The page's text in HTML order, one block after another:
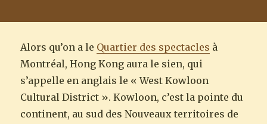
Alors qu’on a le Quartier des spectacles à
Montréal, Hong Kong aura le sien, qui
s’appelle en anglais le « West Kowloon
Cultural District ». Kowloon, c’est la pointe du
continent, au sud des Nouveaux territoires de